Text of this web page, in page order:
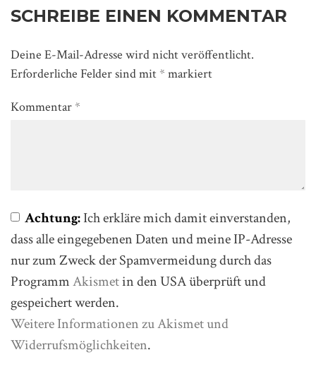
SCHREIBE EINEN KOMMENTAR
Deine E-Mail-Adresse wird nicht veröffentlicht.
Erforderliche Felder sind mit * markiert
Kommentar *
Achtung:Ich erkläre mich damit einverstanden,
dass alle eingegebenen Daten und meine IP-Adresse
nur zum Zweck der Spamvermeidung durch das
ProgrammAkismetin den USA überprüft und
gespeichert werden.
Weitere Informationen zu Akismet und
Widerrufsmöglichkeiten.